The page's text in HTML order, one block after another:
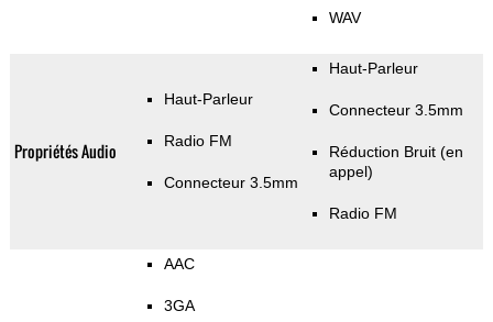
WAV
Propriétés Audio
Haut-Parleur
Radio FM
Connecteur 3.5mm
Haut-Parleur
Connecteur 3.5mm
Réduction Bruit (en
appel)
Radio FM
AAC
3GA